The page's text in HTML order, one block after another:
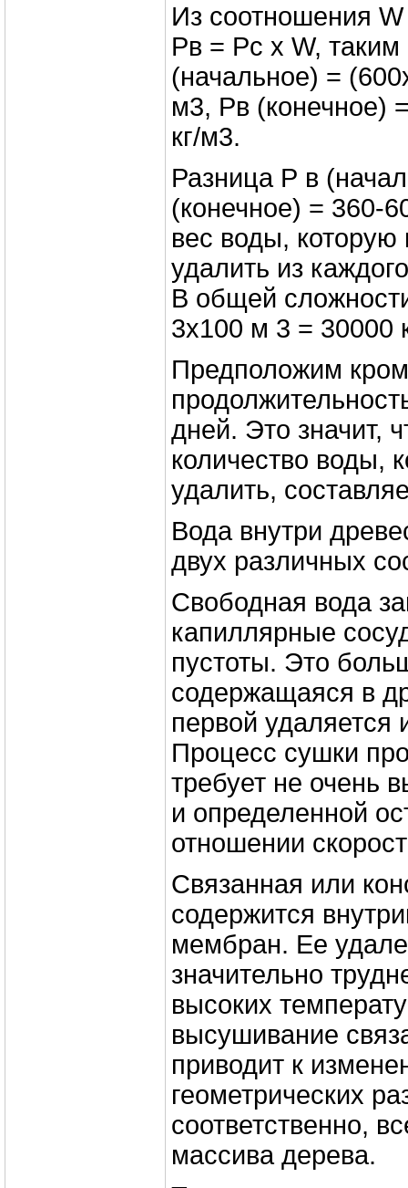
Из соотношения
Pв = Pc х W,
(начальное) =
м3, Рв (конечное)
кг/м3.
Разница Р в
(конечное) = 360-
вес воды,
удалить из
В общей
3х100 м 3 = 30000
Предположим
дней. Это значит,
количество воды,
удалить,
Вода внутри
двух различных
Свободная вода
капиллярные
пустоты. Это
содержащаяся в
первой удаляется
Процесс сушки
требует не очень
и определенной
отношении
Связанная или
содержится
мембран. Ее
значительно
высоких
высушивание
приводит к
геометрических
соответственно,
массива дерева.